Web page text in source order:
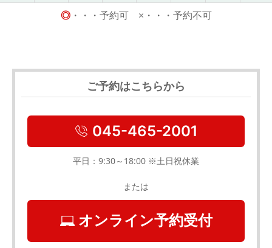
◎・・・予約可 ×・・・予約不可
ご予約はこちらから
045-465-2001
平日：9:30～18:00 ※土日祝休業
または
オンライン予約受付